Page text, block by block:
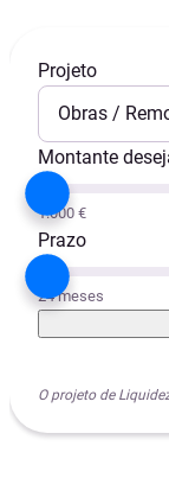
Projeto
Obras /
Montante
1.000 €
Prazo
24 meses
O projeto de